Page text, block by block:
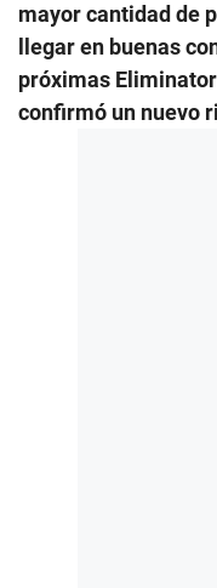
mayor cantidad de
llegar en buenas
próximas
confirmó un nuevo